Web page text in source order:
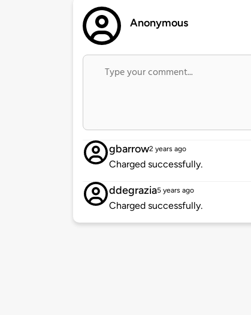
Anonymous
gbarrow2 years ago
Charged successfully.
ddegrazia5 years ago
Charged successfully.